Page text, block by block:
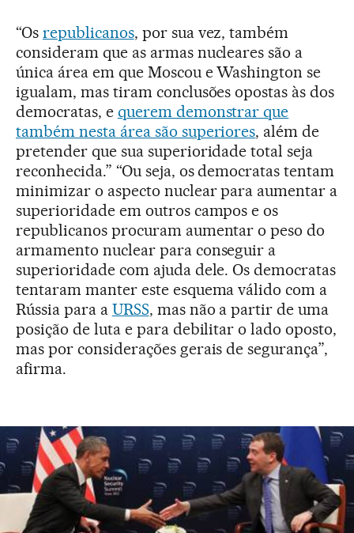
“Os republicanos, por sua vez, também
consideram que as armas nucleares são a
única área em que Moscou e Washington se
igualam, mas tiram conclusões opostas às dos
democratas, e querem demonstrar que
também nesta área são superiores, além de
pretender que sua superioridade total seja
reconhecida.” “Ou seja, os democratas tentam
minimizar o aspecto nuclear para aumentar a
superioridade em outros campos e os
republicanos procuram aumentar o peso do
armamento nuclear para conseguir a
superioridade com ajuda dele. Os democratas
tentaram manter este esquema válido com a
Rússia para a URSS, mas não a partir de uma
posição de luta e para debilitar o lado oposto,
mas por considerações gerais de segurança”,
afirma.